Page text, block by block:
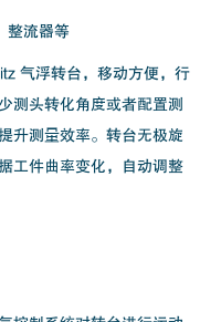
整流器等
气浮转台，移动方便，行
测头转化角度或者配置测
升测量效率。转台无极旋
工件曲率变化，自动调整